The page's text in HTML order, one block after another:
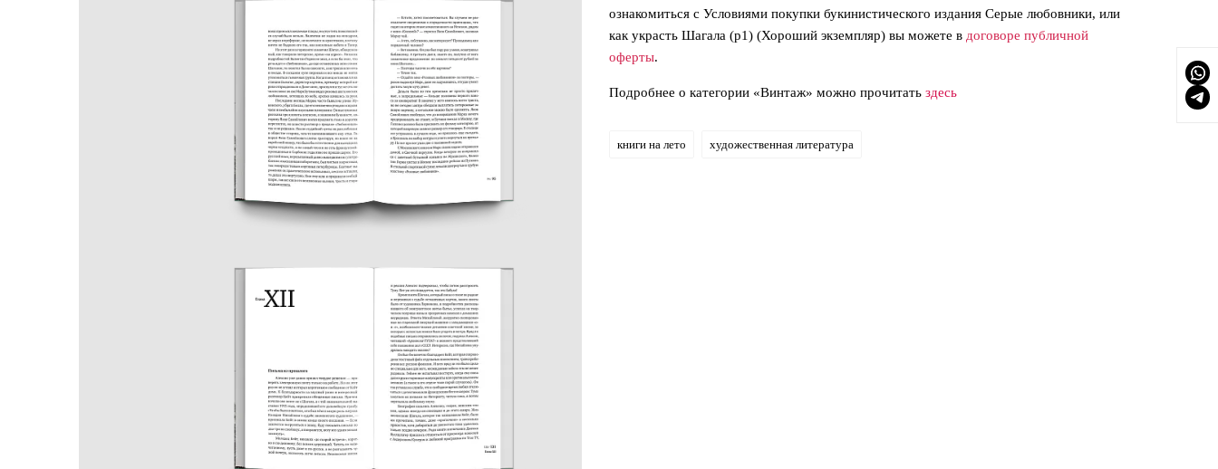
ознакомиться с Условиями покупки букинистического издания Серые любовники, или
как украсть Шагала (р1) (Хороший экземпляр) вы можете в договоре публичной
оферты.
Подробнее о категории «Винтаж» можно прочитать здесь
книги на лето художественная литература